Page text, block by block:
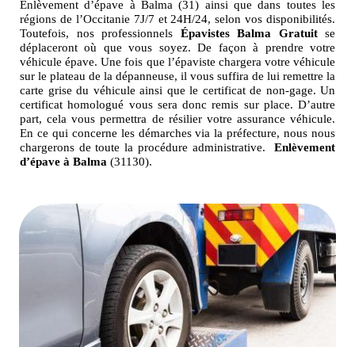
Enlèvement d’épave à Balma (31) ainsi que dans toutes les
régions de l’Occitanie 7J/7 et 24H/24, selon vos disponibilités.
Toutefois, nos professionnels Épavistes Balma Gratuitse
déplaceront où que vous soyez. De façon à prendre votre
véhicule épave. Une fois que l’épaviste chargera votre véhicule
sur le plateau de la dépanneuse, il vous suffira de lui remettre la
carte grise du véhicule ainsi que le certificat de non-gage. Un
certificat homologué vous sera donc remis sur place. D’autre
part, cela vous permettra de résilier votre assurance véhicule.
En ce qui concerne les démarches via la préfecture, nous nous
chargerons de toute la procédure administrative. Enlèvement
d’épave à Balma (31130).